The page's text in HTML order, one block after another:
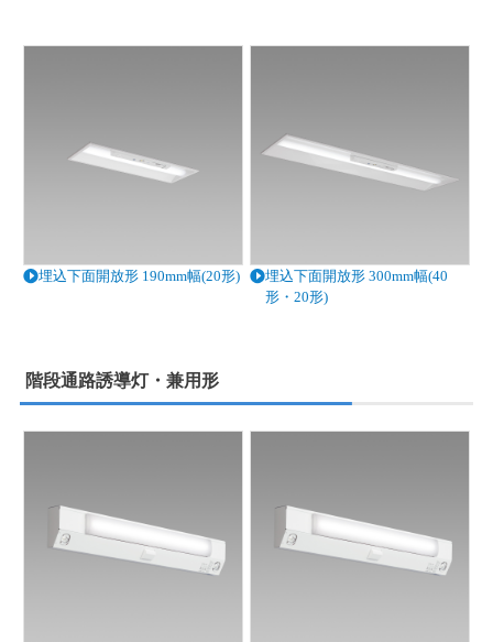
埋込下面開放形 190mm幅(20形)
埋込下面開放形 300mm幅(40
形・20形)
階段通路誘導灯・兼用形